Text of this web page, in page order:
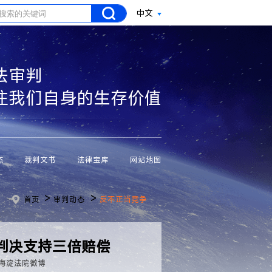
中文
审判
我们自身的生存价值
裁判文书 法律宝库 网站地图
首页 >审判动态 >反不正当竞争
决支持三倍赔偿
淀法院微博